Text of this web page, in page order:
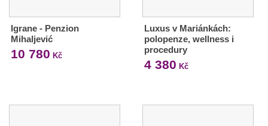
Igrane - Penzion
Mihaljević
10 780 Kč
Luxus v Mariánkách:
polopenze, wellness i
procedury
4 380 Kč